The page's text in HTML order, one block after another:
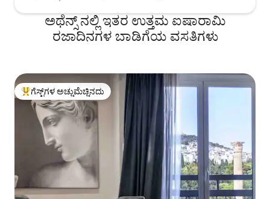
ಅಥೆನ್ಸ್ ನಲ್ಲಿ ಇತರ ಉತ್ತಮ ಐಷಾರಾಮಿ
ರಜಾದಿನಗಳ ಬಾಡಿಗೆಯ ವಸತಿಗಳು
ಗೆಸ್ಟ್‌ಗಳಿಗೆ ಅತಿ ಹೆಚ್ಚು ಅಚ್ಚುಮೆಚ್ಚಿನದು
ಗೆಸ್ಟ್‌ಗಳ ಅಚ್ಚುಮೆಚ್ಚಿನದು